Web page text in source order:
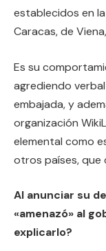
establecidos en
Caracas, de
Es su
agrediendo
embajada, y
organización
elemental como
otros países, que
Al anunciar su
«amenazó» al
explicarlo?